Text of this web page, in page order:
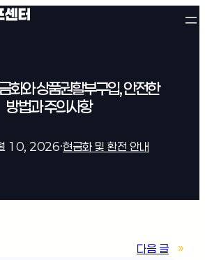
화와 상품권할부구입, 안전한
방법과 주의사항
10, 2026·현금화 및 환전 안내
다음 글
»